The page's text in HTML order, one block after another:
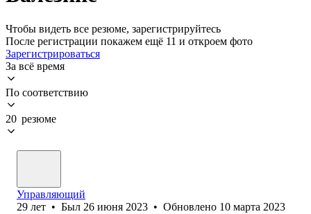
Чтобы видеть все резюме, зарегистрируйтесь
После регистрации покажем ещё 11 и откроем фото
Зарегистрироваться
За всё время
По соответствию
20 резюме
Управляющий
29 лет • Был 26 июня 2023 • Обновлено 10 марта 2023